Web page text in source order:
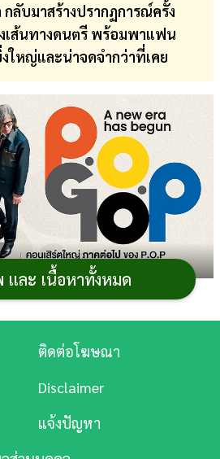
บมาสร้างปรากฏการณ์ครั้ง
เส้นทางดนตรี พร้อมพาแฟน
ใหญ่และน่าจดจำกว่าที่เคย
และ เนื้อหาทั้งหมด
ติดต่อโฆษณา
Disclaimer
แจ้งปัญหา